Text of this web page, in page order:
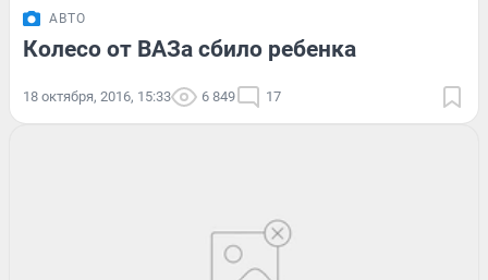
АВТО
Колесо от ВАЗа сбило ребенка
18 октября, 2016, 15:33 6 849 17